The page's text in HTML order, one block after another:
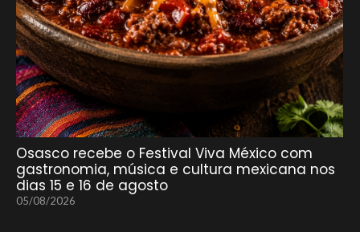
Osasco recebe o Festival Viva México com
gastronomia, música e cultura mexicana nos
dias 15 e 16 de agosto
05/08/2026